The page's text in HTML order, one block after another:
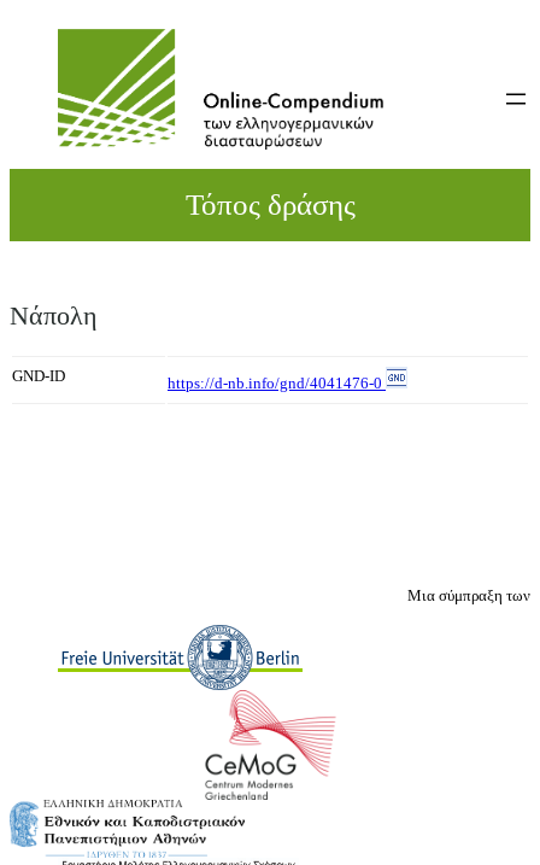
Τόπος δράσης
Νάπολη
GND-ID https://d-nb.info/gnd/4041476-0
Μια σύμπραξη των